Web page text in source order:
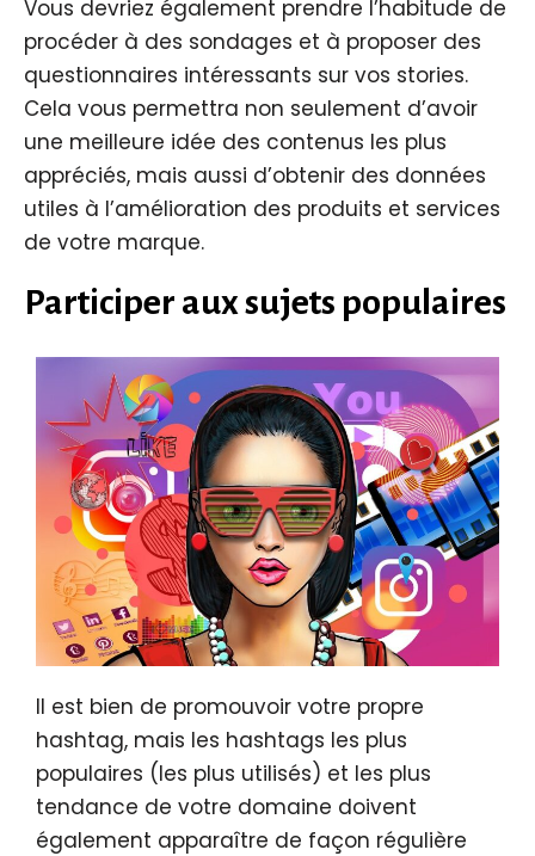
Vous devriez également prendre l’habitude de
procéder à des sondages et à proposer des
questionnaires intéressants sur vos stories.
Cela vous permettra non seulement d’avoir
une meilleure idée des contenus les plus
appréciés, mais aussi d’obtenir des données
utiles à l’amélioration des produits et services
de votre marque.
Participer aux sujets populaires
Il est bien de promouvoir votre propre
hashtag, mais les hashtags les plus
populaires (les plus utilisés) et les plus
tendance de votre domaine doivent
également apparaître de façon régulière